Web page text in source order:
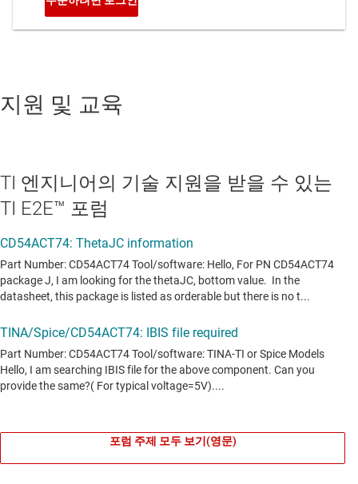
지원 및 교육
TI 엔지니어의 기술 지원을 받을 수 있는
TI E2E™ 포럼
포럼 주제 모두 보기(영문)